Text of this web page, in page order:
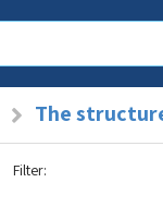
The
Filter: